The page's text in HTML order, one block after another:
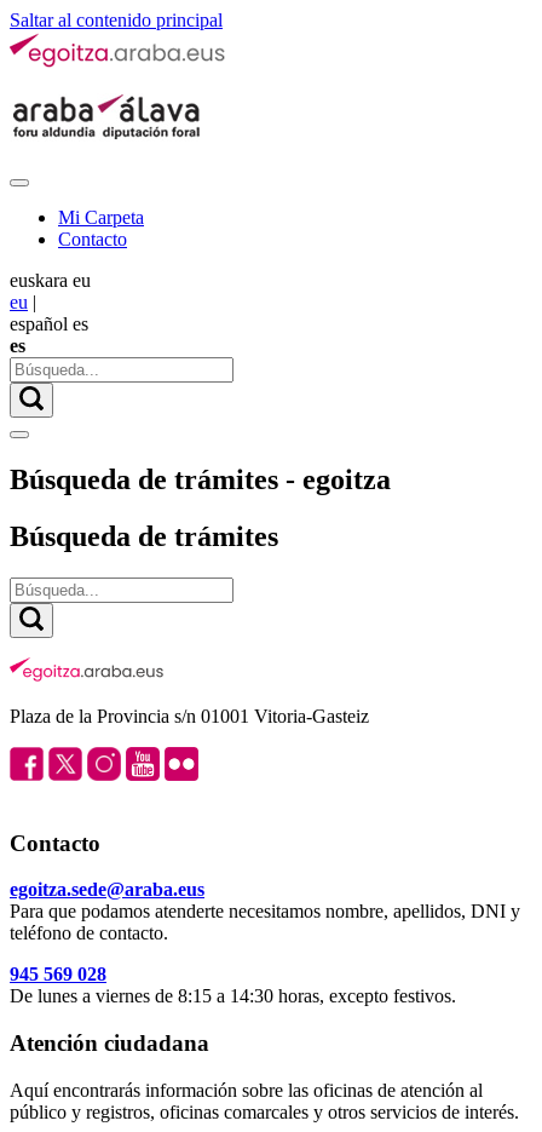
Saltar al contenido principal
Mi Carpeta
Contacto
euskara eu
eu |
español es
es
Búsqueda de trámites - egoitza
Búsqueda de trámites
Plaza de la Provincia s/n 01001 Vitoria-Gasteiz
Contacto
egoitza.sede@araba.eus
Para que podamos atenderte necesitamos nombre, apellidos, DNI y
teléfono de contacto.
945 569 028
De lunes a viernes de 8:15 a 14:30 horas, excepto festivos.
Atención ciudadana
Aquí encontrarás información sobre las oficinas de atención al
público y registros, oficinas comarcales y otros servicios de interés.